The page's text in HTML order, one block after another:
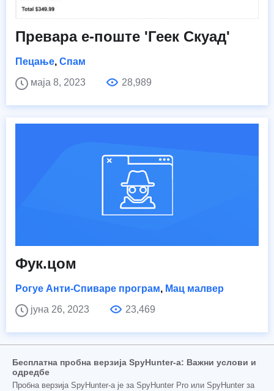
Превара е-поште 'Геек Скуад'
Пецање, Спам
маја 8, 2023
28,989
Фук.цом
Рогуе Анти-Спиваре програм, Мац малвер
јуна 26, 2023
23,469
Бесплатна пробна верзија SpyHunter-а: Важни услови и
одредбе
Пробна верзија SpyHunter-а је за SpyHunter Pro или SpyHunter за